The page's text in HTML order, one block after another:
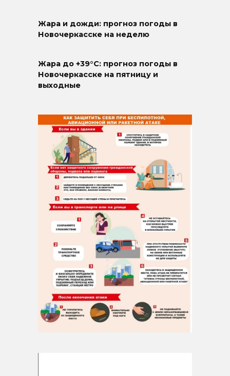
Жара и дожди: прогноз погоды в
Новочеркасске на неделю
Жара до +39°C: прогноз погоды в
Новочеркасске на пятницу и
выходные